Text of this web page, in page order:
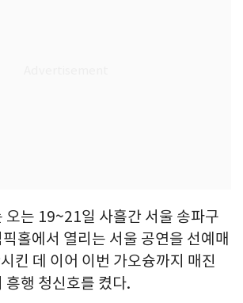
오는 19~21일 사흘간 서울 송파구
홀에서 열리는 서울 공연을 선예매
킨 데 이어 이번 가오슝까지 매진
흥행 청신호를 켰다.